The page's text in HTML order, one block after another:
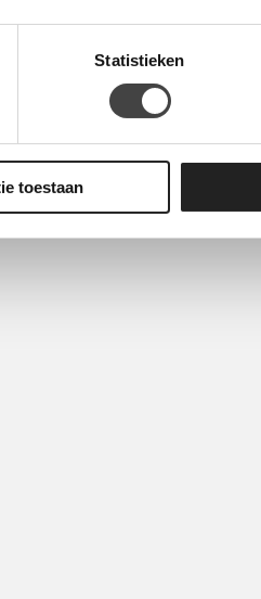
Statistieken
toestaan
ervaren specialisten.